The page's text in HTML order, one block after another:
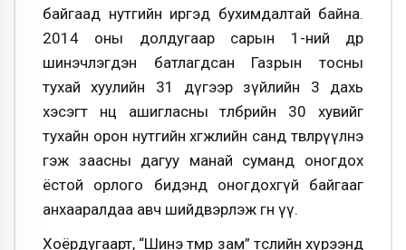
байгаад нутгийн иргэд бухимдалтай байна.
2014 оны долдугаар сарын 1-ний өдөр
шинэчлэгдэн батлагдсан Газрын тосны
тухай хуулийн 31 дүгээр зүйлийн 3 дахь
хэсэгт нөөц ашигласны төлбөрийн 30 хувийг
тухайн орон нутгийн хөгжлийн санд төвлөрүүлнэ
гэж заасны дагуу манай суманд оногдох
ёстой орлого бидэнд оногдохгүй байгааг
анхааралдаа авч шийдвэрлэж өгнө үү.
Хоёрдугаарт, “Шинэ төмөр зам” төслийн хүрээнд